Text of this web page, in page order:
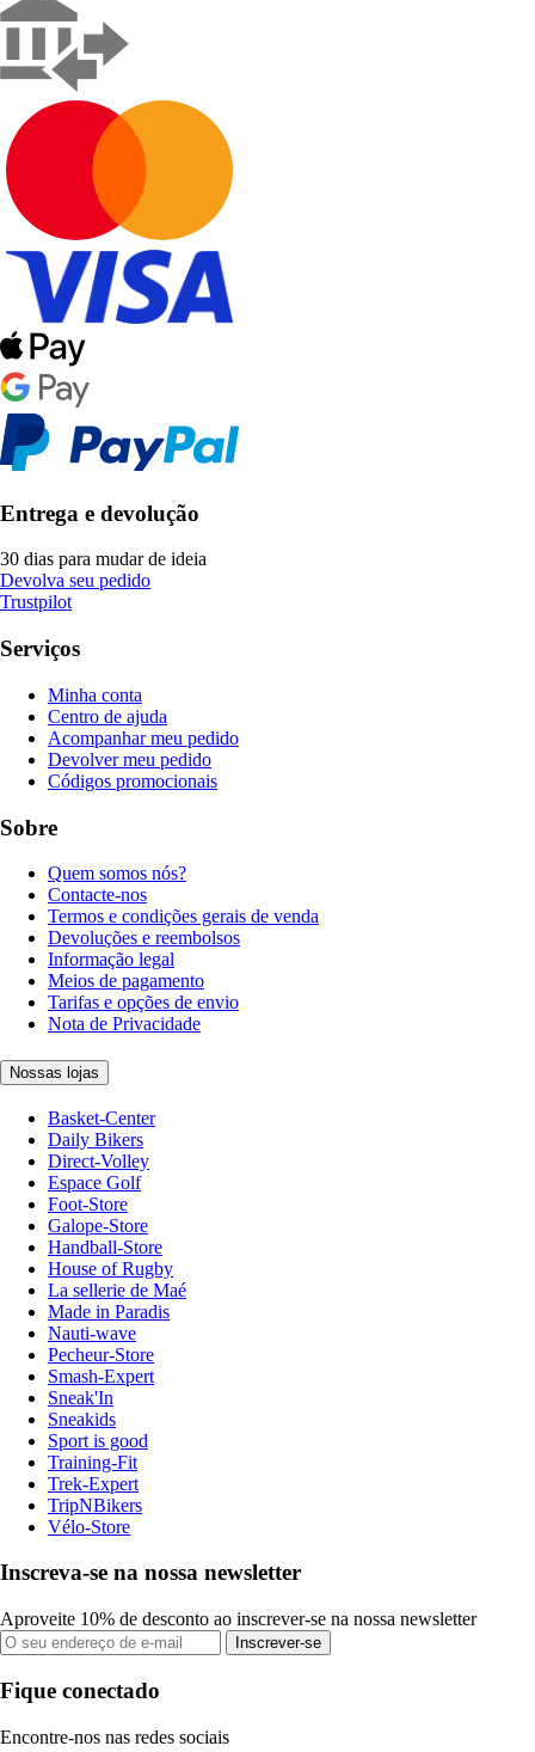
Entrega e devolução
30 dias para mudar de ideia
Devolva seu pedido
Trustpilot
Serviços
Minha conta
Centro de ajuda
Acompanhar meu pedido
Devolver meu pedido
Códigos promocionais
Sobre
Quem somos nós?
Contacte-nos
Termos e condições gerais de venda
Devoluções e reembolsos
Informação legal
Meios de pagamento
Tarifas e opções de envio
Nota de Privacidade
Nossas lojas
Basket-Center
Daily Bikers
Direct-Volley
Espace Golf
Foot-Store
Galope-Store
Handball-Store
House of Rugby
La sellerie de Maé
Made in Paradis
Nauti-wave
Pecheur-Store
Smash-Expert
Sneak'In
Sneakids
Sport is good
Training-Fit
Trek-Expert
TripNBikers
Vélo-Store
Inscreva-se na nossa newsletter
Aproveite 10% de desconto ao inscrever-se na nossa newsletter
Inscrever-se
Fique conectado
Encontre-nos nas redes sociais